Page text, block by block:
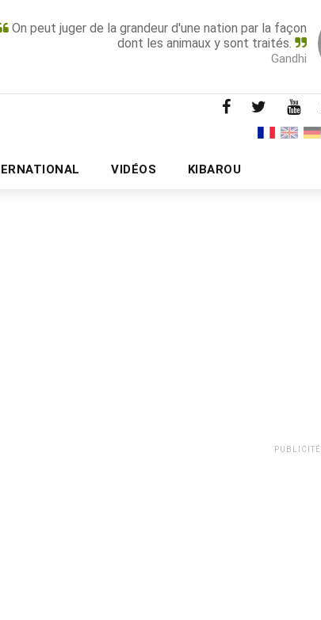
On peut juger de la grandeur d'une nation par la façon
dont les animaux y sont traités.
Gandhi
VIDÉOS KIBAROU
PUBLICITÉ